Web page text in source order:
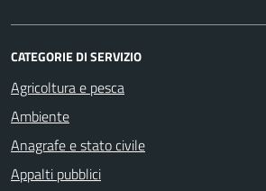
CATEGORIE DI SERVIZIO
Agricoltura e pesca
Ambiente
Anagrafe e stato civile
Appalti pubblici